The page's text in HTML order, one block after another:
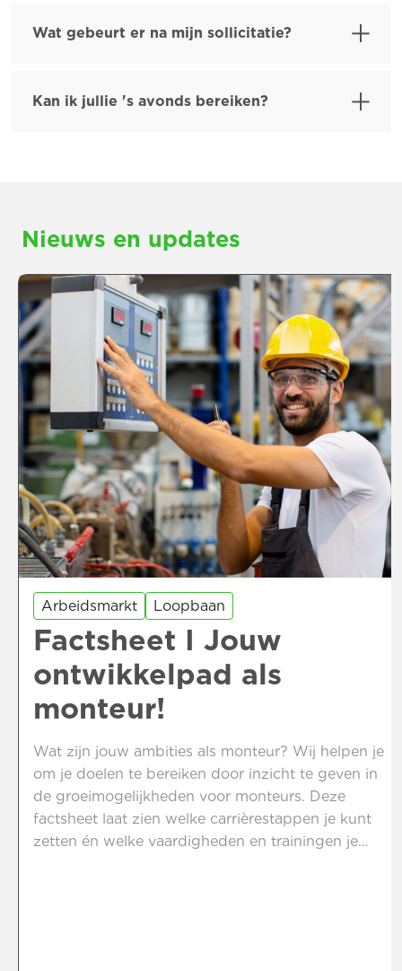
Wat gebeurt er na mijn sollicitatie?
Kan ik jullie 's avonds bereiken?
Nieuws en updates
Arbeidsmarkt Loopbaan
Factsheet I Jouw
ontwikkelpad als
monteur!
Wat zijn jouw ambities als monteur? Wij helpen je
om je doelen te bereiken door inzicht te geven in
de groeimogelijkheden voor monteurs. Deze
factsheet laat zien welke carrièrestappen je kunt
zetten én welke vaardigheden en trainingen je